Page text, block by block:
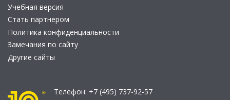
Учебная версия
Стать партнером
Политика конфиденциальности
Замечания по сайту
Другие сайты
Телефон: +7 (495) 737-92-57